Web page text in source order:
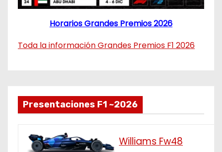
Horarios Grandes Premios 2026
Toda la información Grandes Premios F1 2026
Presentaciones F1 ~2026
Williams Fw48